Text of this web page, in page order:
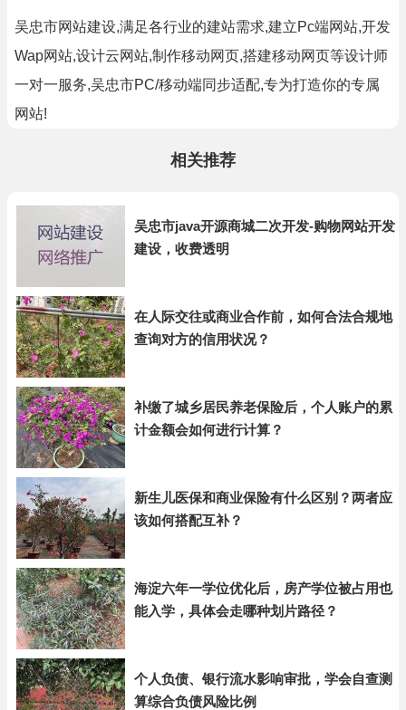
吴忠市网站建设,满足各行业的建站需求,建立Pc端网站,开发
Wap网站,设计云网站,制作移动网页,搭建移动网页等设计师
一对一服务,吴忠市PC/移动端同步适配,专为打造你的专属
网站!
相关推荐
吴忠市java开源商城二次开发-购物网站开发
建设，收费透明
在人际交往或商业合作前，如何合法合规地
查询对方的信用状况？
补缴了城乡居民养老保险后，个人账户的累
计金额会如何进行计算？
新生儿医保和商业保险有什么区别？两者应
该如何搭配互补？
海淀六年一学位优化后，房产学位被占用也
能入学，具体会走哪种划片路径？
个人负债、银行流水影响审批，学会自查测
算综合负债风险比例